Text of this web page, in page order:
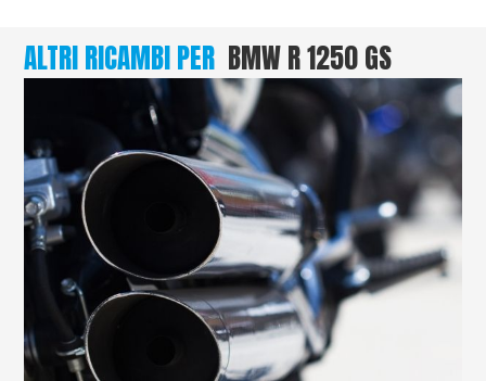
ALTRI RICAMBI PER BMW R 1250 GS